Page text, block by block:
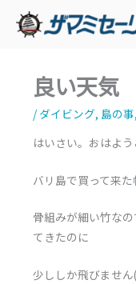
良い天気
/ ダイビング, 島の事
はいさい。おはよう
バリ島で買って来た
骨組みが細い竹な
てきたのに
少ししか飛びません